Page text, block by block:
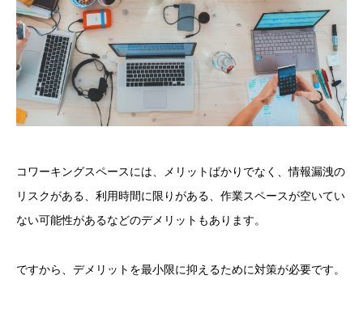
コワーキングスペースには、メリットばかりでなく、情報漏洩の
リスクがある、利用時間に限りがある、作業スペースが空いてい
ない可能性があるなどのデメリットもあります。
ですから、デメリットを最小限に抑えるために対策が必要です。